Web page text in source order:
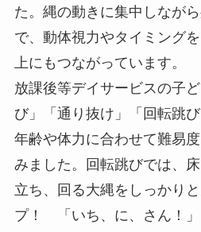
た。縄の動きに集中しなが
で、動体視力やタイミング
上にもつながっています。
放課後等デイサービスの子
び」「通り抜け」「回転跳
年齢や体力に合わせて難易
みました。回転跳びでは、
立ち、回る大縄をしっかり
プ！ 「いち、に、さん！